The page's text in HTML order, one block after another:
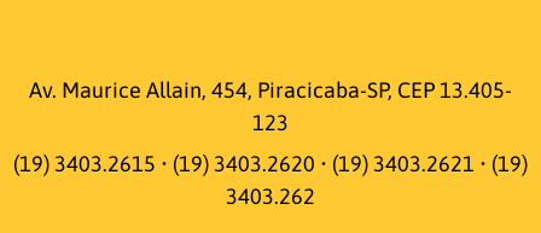
Av. Maurice Allain, 454, Piracicaba-SP, CEP 13.405-
123
(19) 3403.2615 • (19) 3403.2620 • (19) 3403.2621 • (19)
3403.262